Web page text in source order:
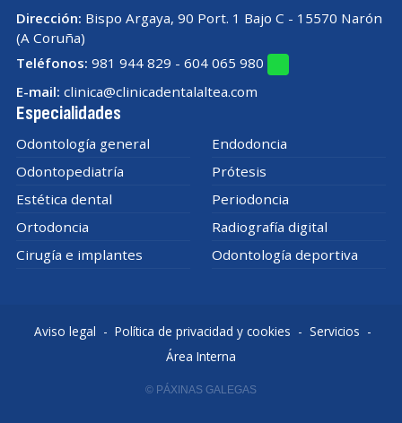
Dirección: Bispo Argaya, 90 Port. 1 Bajo C - 15570 Narón
(A Coruña)
Teléfonos: 981 944 829 - 604 065 980
E-mail: clinica@clinicadentalaltea.com
Especialidades
Odontología general
Endodoncia
Odontopediatría
Prótesis
Estética dental
Periodoncia
Ortodoncia
Radiografía digital
Cirugía e implantes
Odontología deportiva
Aviso legal - Política de privacidad y cookies - Servicios -
Área Interna
© PÁXINAS GALEGAS